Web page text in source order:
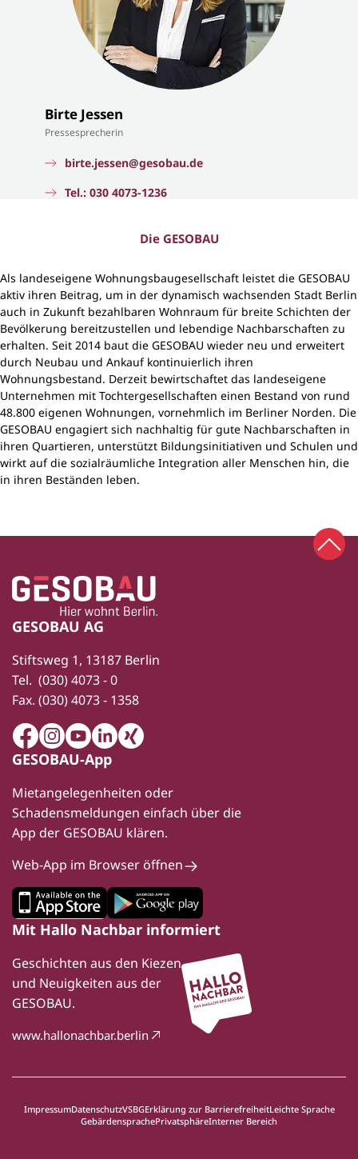
Birte Jessen
Pressesprecherin
birte.jessen@gesobau.de
Tel.: 030 4073-1236
Die GESOBAU
Als landeseigene Wohnungsbaugesellschaft leistet die GESOBAU
aktiv ihren Beitrag, um in der dynamisch wachsenden Stadt Berlin
auch in Zukunft bezahlbaren Wohnraum für breite Schichten der
Bevölkerung bereitzustellen und lebendige Nachbarschaften zu
erhalten. Seit 2014 baut die GESOBAU wieder neu und erweitert
durch Neubau und Ankauf kontinuierlich ihren
Wohnungsbestand. Derzeit bewirtschaftet das landeseigene
Unternehmen mit Tochtergesellschaften einen Bestand von rund
48.800 eigenen Wohnungen, vornehmlich im Berliner Norden. Die
GESOBAU engagiert sich nachhaltig für gute Nachbarschaften in
ihren Quartieren, unterstützt Bildungsinitiativen und Schulen und
wirkt auf die sozialräumliche Integration aller Menschen hin, die
in ihren Beständen leben.
Fußbereich
Zur Startseite
GESOBAU AG
Stiftsweg 1, 13187 Berlin
Tel. (030) 4073 - 0
Fax. (030) 4073 - 1358
FacebookInstagram
YoutubeLinkedIn
Xing
GESOBAU-App
Mietangelegenheiten oder
Schadensmeldungen einfach über die
App der GESOBAU klären.
Web-App im Browser öffnen
Mit Hallo Nachbar informiert
Geschichten aus den Kiezen
und Neuigkeiten aus der
GESOBAU.
www.hallonachbar.berlin
ImpressumDatenschutzVSBGErklärung zur BarrierefreiheitLeichte Sprache
GebärdensprachePrivatsphäreInterner Bereich